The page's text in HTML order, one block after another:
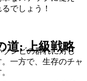
でしょう！
ゾンビの群れに対し
一方で、生存のチャ
道: 上級戦略